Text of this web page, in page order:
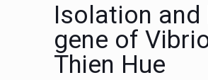
Isolation
gene of
Thien Hue